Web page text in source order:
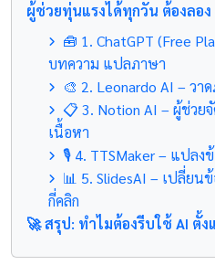
ผู้ช่วยทุ่นแรงได้ทุกวัน ต้องลอง
🧰 1. ChatGPT (Free
บทความ แปลภาษา
🎨 2. Leonardo AI – ว
📋 3. Notion AI – ผู้ช่วย
เนื้อหา
🎙️ 4. TTSMaker – แปลง
📊 5. SlidesAI – เปลี่ยน
กี่คลิก
🚀 สรุป: ทำไมต้องรีบใช้ AI ตั้